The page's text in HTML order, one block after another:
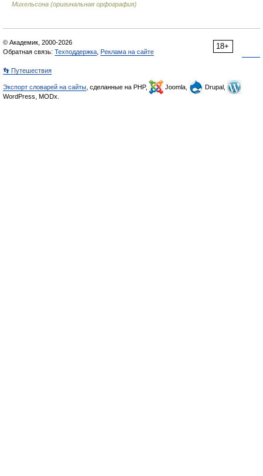
Михельсона (оригинальная орфография)
18+
© Академик, 2000-2026
Обратная связь: Техподдержка Реклама на сайте
👣 Путешествия
Экспорт словарей на сайты , сделанные на PHP, Joomla,
Drupal,
WordPress, MODx.